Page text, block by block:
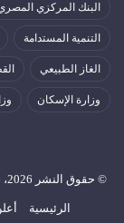
البنك المركزي
التنمية المستدامة
الغاز الطبيعي
وزارة الإسكان
© حقوق النشر 2026، جميع الحقوق محفوظة |
الرئيسية